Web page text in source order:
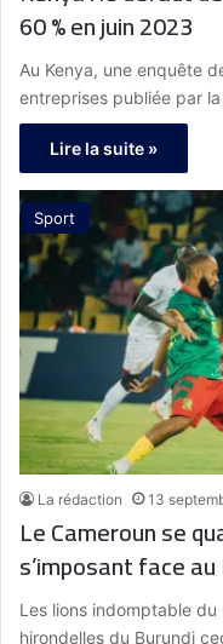
60 % en juin 2023
Au Kenya, une enquête
entreprises publiée par
Lire la suite »
Sport
La rédaction 13
Le Cameroun se
s’imposant face
Les lions indomptable
hirondelles du Burundi